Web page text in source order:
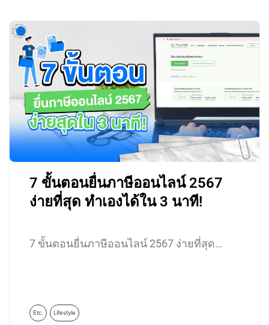
7 ขั้นตอนยื่นภาษีออนไลน์ 2567
ง่ายที่สุด ทำเองได้ใน 3 นาที!
7 ขั้นตอนยื่นภาษีออนไลน์ 2567 ง่ายที่สุด…
Etc. Lifestyle